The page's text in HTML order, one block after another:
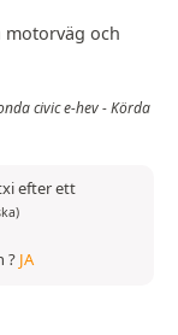
motorväg och
civic e-hev - Körda
efter ett
? JA